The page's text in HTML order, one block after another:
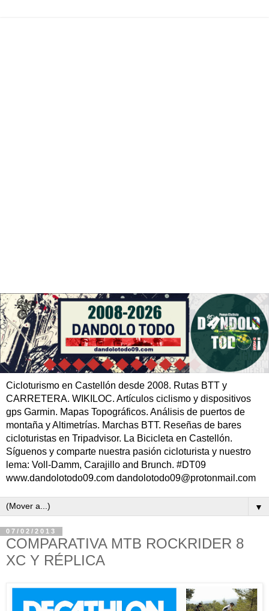
Cicloturismo en Castellón desde 2008. Rutas BTT y
CARRETERA. WIKILOC. Artículos ciclismo y dispositivos
gps Garmin. Mapas Topográficos. Análisis de puertos de
montaña y Altimetrías. Marchas BTT. Reseñas de bares
cicloturistas en Tripadvisor. La Bicicleta en Castellón.
Síguenos y comparte nuestra pasión cicloturista y nuestro
lema: Voll-Damm, Carajillo and Brunch. #DT09
www.dandolotodo09.com dandolotodo09@protonmail.com
▼
07/02/2013
COMPARATIVA MTB ROCKRIDER 8
XC Y RÉPLICA